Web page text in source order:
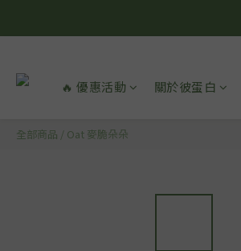
🔥 優惠活動 關於彼蛋白
全部商品 / Oat 麥脆朵朵